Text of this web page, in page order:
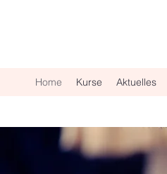
Home Kurse Aktuelles